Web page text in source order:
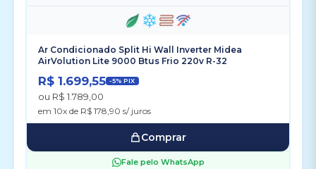
Ar Condicionado Split Hi Wall Inverter Midea
AirVolution Lite 9000 Btus Frio 220v R-32
R$ 1.699,55 -5% PIX
ou R$ 1.789,00
em 10x de R$ 178,90 s/ juros
Comprar
Fale pelo WhatsApp